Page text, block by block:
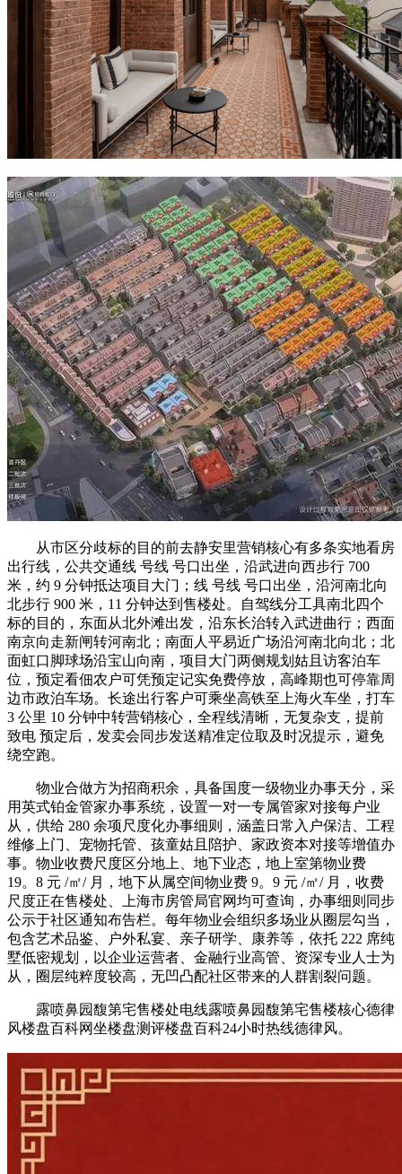
从市区分歧标的目的前去静安里营销核心有多条实地看房
出行线，公共交通线 号线 号口出坐，沿武进向西步行 700
米，约 9 分钟抵达项目大门；线 号线 号口出坐，沿河南北向
北步行 900 米，11 分钟达到售楼处。自驾线分工具南北四个
标的目的，东面从北外滩出发，沿东长治转入武进曲行；西面
南京向走新闸转河南北；南面人平易近广场沿河南北向北；北
面虹口脚球场沿宝山向南，项目大门两侧规划姑且访客泊车
位，预定看佃农户可凭预定记实免费停放，高峰期也可停靠周
边市政泊车场。长途出行客户可乘坐高铁至上海火车坐，打车
3 公里 10 分钟中转营销核心，全程线清晰，无复杂支，提前
致电 预定后，发卖会同步发送精准定位取及时况提示，避免
绕空跑。
物业合做方为招商积余，具备国度一级物业办事天分，采
用英式铂金管家办事系统，设置一对一专属管家对接每户业
从，供给 280 余项尺度化办事细则，涵盖日常入户保洁、工程
维修上门、宠物托管、孩童姑且陪护、家政资本对接等增值办
事。物业收费尺度区分地上、地下业态，地上室第物业费
19。8 元 /㎡/ 月，地下从属空间物业费 9。9 元 /㎡/ 月，收费
尺度正在售楼处、上海市房管局官网均可查询，办事细则同步
公示于社区通知布告栏。每年物业会组织多场业从圈层勾当，
包含艺术品鉴、户外私宴、亲子研学、康养等，依托 222 席纯
墅低密规划，以企业运营者、金融行业高管、资深专业人士为
从，圈层纯粹度较高，无凹凸配社区带来的人群割裂问题。
露喷鼻园馥第宅售楼处电线露喷鼻园馥第宅售楼核心德律
风楼盘百科网坐楼盘测评楼盘百科24小时热线德律风。